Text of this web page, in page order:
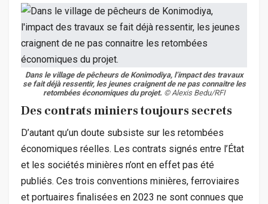
Dans le village de pêcheurs de Konimodiya, l’impact des travaux
se fait déjà ressentir, les jeunes craignent de ne pas connaitre les
retombées économiques du projet. © Alexis Bedu/RFI
Des contrats miniers toujours secrets
D’autant qu’un doute subsiste sur les retombées
économiques réelles. Les contrats signés entre l’État
et les sociétés minières n’ont en effet pas été
publiés. Ces trois conventions minières, ferroviaires
et portuaires finalisées en 2023 ne sont connues que